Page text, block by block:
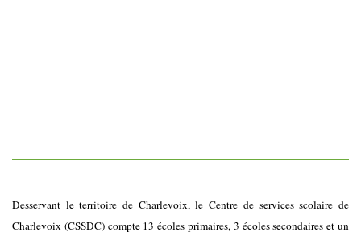
Desservant le territoire de Charlevoix, le Centre de services scolaire de
Charlevoix (CSSDC) compte 13 écoles primaires, 3 écoles secondaires et un